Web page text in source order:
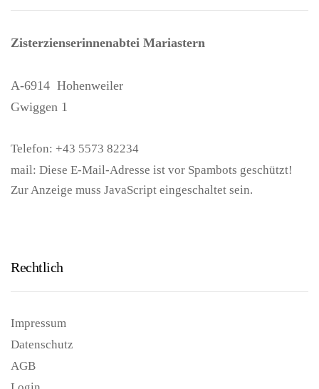
Zisterzienserinnenabtei Mariastern
A-6914 Hohenweiler
Gwiggen 1
Telefon: +43 5573 82234
mail: Diese E-Mail-Adresse ist vor Spambots geschützt!
Zur Anzeige muss JavaScript eingeschaltet sein.
Rechtlich
Impressum
Datenschutz
AGB